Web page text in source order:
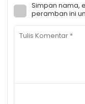
Simpan nama,
peramban ini